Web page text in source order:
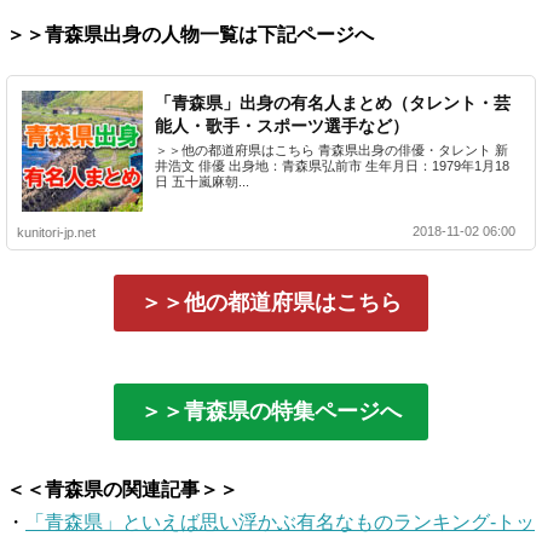
＞＞青森県出身の人物一覧は下記ページへ
「青森県」出身の有名人まとめ（タレント・芸
能人・歌手・スポーツ選手など）
＞＞他の都道府県はこちら 青森県出身の俳優・タレント 新
井浩文 俳優 出身地：青森県弘前市 生年月日：1979年1月18
日 五十嵐麻朝...
kunitori-jp.net 2018-11-02 06:00
＞＞他の都道府県はこちら
＞＞青森県の特集ページへ
＜＜青森県の関連記事＞＞
・
「青森県」といえば思い浮かぶ有名なものランキング-トッ